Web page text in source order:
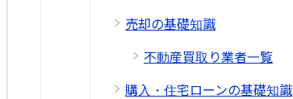
売却の基礎知識
不動産買取り業者一覧
購入・住宅ローンの基礎知識